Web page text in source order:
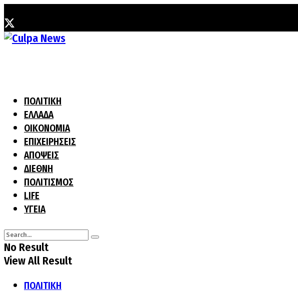
ΠΟΛΙΤΙΚΗ
ΕΛΛΑΔΑ
ΟΙΚΟΝΟΜΙΑ
ΕΠΙΧΕΙΡΗΣΕΙΣ
ΑΠΟΨΕΙΣ
ΔΙΕΘΝΗ
ΠΟΛΙΤΙΣΜΟΣ
LIFE
ΥΓΕΙΑ
No Result
View All Result
ΠΟΛΙΤΙΚΗ